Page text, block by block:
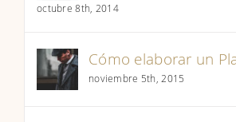
octubre 8th, 2014
Cómo elaborar un
noviembre 5th, 2015